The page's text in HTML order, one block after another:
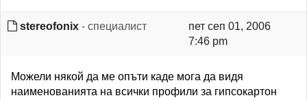
stereofonix - специалист
пет сеп 01, 2006
7:46 pm
Можели някой да ме опъти каде мога да видя
наименованията на всички профили за гипсокартон